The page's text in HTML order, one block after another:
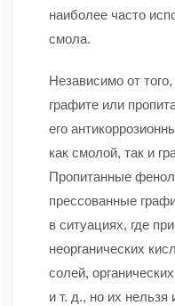
наиболее часто
смола.
Независимо от
графите или
его
как смолой, так и
Пропитанные
прессованные
в ситуациях, где
неорганических
солей,
и т. д., но их нельзя